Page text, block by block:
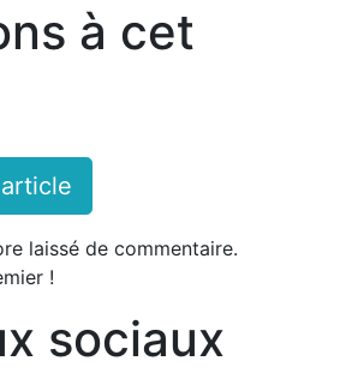
à cet
laissé de commentaire.
!
sociaux